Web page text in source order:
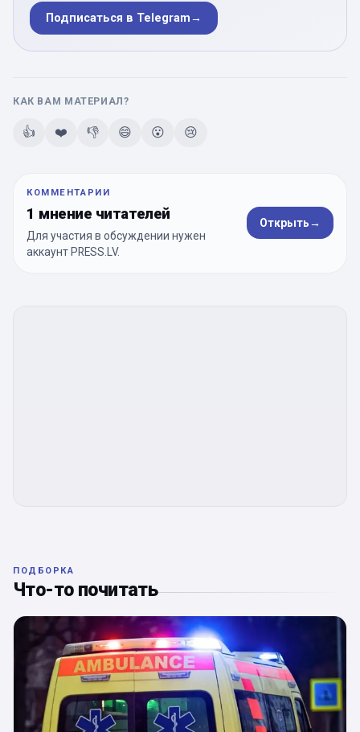
Подписаться в Telegram→
КАК ВАМ МАТЕРИАЛ?
👍 ❤️ 👎 😄 😮 😢
КОММЕНТАРИИ
1 мнение читателей
Для участия в обсуждении нужен
аккаунт PRESS.LV.
Открыть→
ПОДБОРКА
Что-то почитать